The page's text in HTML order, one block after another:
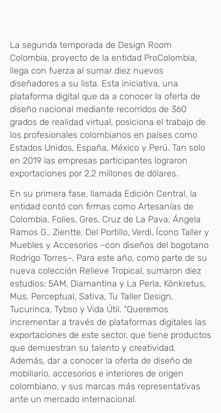
La segunda temporada de Design Room
Colombia, proyecto de la entidad ProColombia,
llega con fuerza al sumar diez nuevos
diseñadores a su lista. Esta iniciativa, una
plataforma digital que da a conocer la oferta de
diseño nacional mediante recorridos de 360
grados de realidad virtual, posiciona el trabajo de
los profesionales colombianos en países como
Estados Unidos, España, México y Perú. Tan solo
en 2019 las empresas participantes lograron
exportaciones por 2,2 millones de dólares.
En su primera fase, llamada Edición Central, la
entidad contó con firmas como Artesanías de
Colombia, Folies, Gres, Cruz de La Pava, Ángela
Ramos G., Zientte, Del Portillo, Verdi, Ícono Taller y
Muebles y Accesorios –con diseños del bogotano
Rodrigo Torres–. Para este año, como parte de su
nueva colección Relieve Tropical, sumaron diez
estudios: 5AM, Diamantina y La Perla, Könkretus,
Mus, Perceptual, Sativa, Tu Taller Design,
Tucurinca, Tybso y Vida Útil. “Queremos
incrementar a través de plataformas digitales las
exportaciones de este sector, que tiene productos
que demuestran su talento y creatividad.
Además, dar a conocer la oferta de diseño de
mobiliario, accesorios e interiores de origen
colombiano, y sus marcas más representativas
ante un mercado internacional.